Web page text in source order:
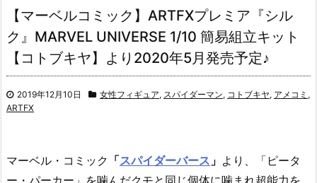
【マーベルコミック】ARTFXプレミア『シル
ク』MARVEL UNIVERSE 1/10 簡易組立キット
【コトブキヤ】より2020年5月発売予定♪
2019年12月10日 女性フィギュア, スパイダーマン, コトブキヤ, アメコミ ,
ARTFX
マーベル・コミック 「スパイダーバース 」 より、
「ピータ
ー・パーカー」を噛んだクモと同じ個体に噛まれ超能力を